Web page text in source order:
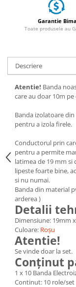
Scutere Electrice
⬇ TIPURI
Cu 3 Roti
Cu 3 Roti fara Permis
Cu Pedale
25 km/h
50 km/h
Chopper
Harley
⬇ MARCI
➔ Geeli
➔ RDB
➔ Volta
➔ Z-Tech
➔ Kuba
PIESE DE SCHIMB
Acceleratii
Garantie
Toate produsele au
Descriere
Atentie! Banda
care au doar 10m pe
Banda izolatoare
pentru a izola firele.
Conductorul prin
pentru a permite
latimea de 19 mm si
lipeste foarte bine,
si nu numai.
Banda din material
arderea )
Detalii
Dimensiune: 19mm
Culoare: Roșu
Atentie!
Se vinde doar la set.
Conținut
1 x 10 Banda
Continut: 10 role/set